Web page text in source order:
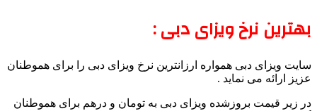
بهترین نرخ ویزای دبی :
سایت ویزای دبی همواره ارزانترین نرخ ویزای دبی را برای هموطنان
عزیز ارائه می نماید .
در زیر قیمت بروزشده ویزای دبی به تومان و درهم برای هموطنان